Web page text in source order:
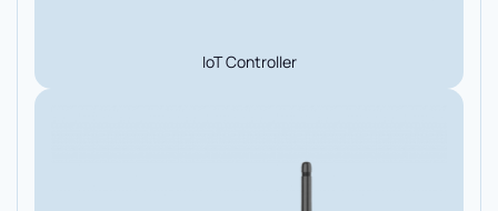
IoT Controller